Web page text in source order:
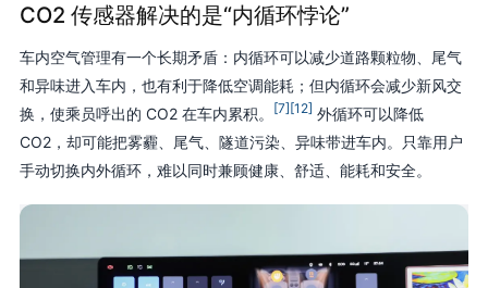
CO2 传感器解决的是“内循环悖论”
车内空气管理有一个长期矛盾：内循环可以减少道路颗粒物、尾气
和异味进入车内，也有利于降低空调能耗；但内循环会减少新风交
换，使乘员呼出的 CO2 在车内累积。
[7][12] 外循环可以降低
CO2，却可能把雾霾、尾气、隧道污染、异味带进车内。只靠用户
手动切换内外循环，难以同时兼顾健康、舒适、能耗和安全。